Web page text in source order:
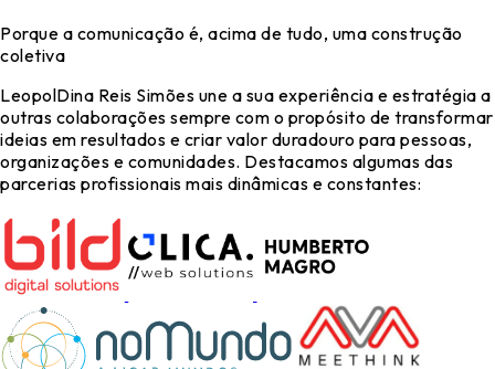
Porque a comunicação é, acima de tudo, uma construção
coletiva
LeopolDina Reis Simões une a sua experiência e estratégia a
outras colaborações sempre com o propósito de transformar
ideias em resultados e criar valor duradouro para pessoas,
organizações e comunidades. Destacamos algumas das
parcerias profissionais mais dinâmicas e constantes: